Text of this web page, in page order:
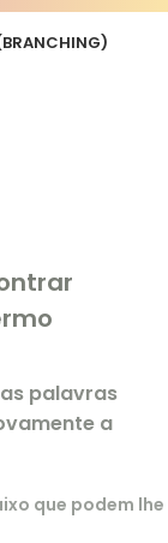
palavras
a
que podem lhe